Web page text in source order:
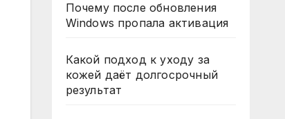
Почему после обновления
Windows пропала активация
Какой подход к уходу за
кожей даёт долгосрочный
результат